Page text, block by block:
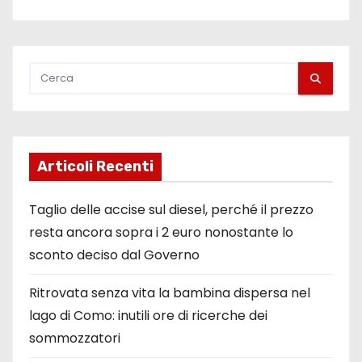
Articoli Recenti
Taglio delle accise sul diesel, perché il prezzo
resta ancora sopra i 2 euro nonostante lo
sconto deciso dal Governo
Ritrovata senza vita la bambina dispersa nel
lago di Como: inutili ore di ricerche dei
sommozzatori